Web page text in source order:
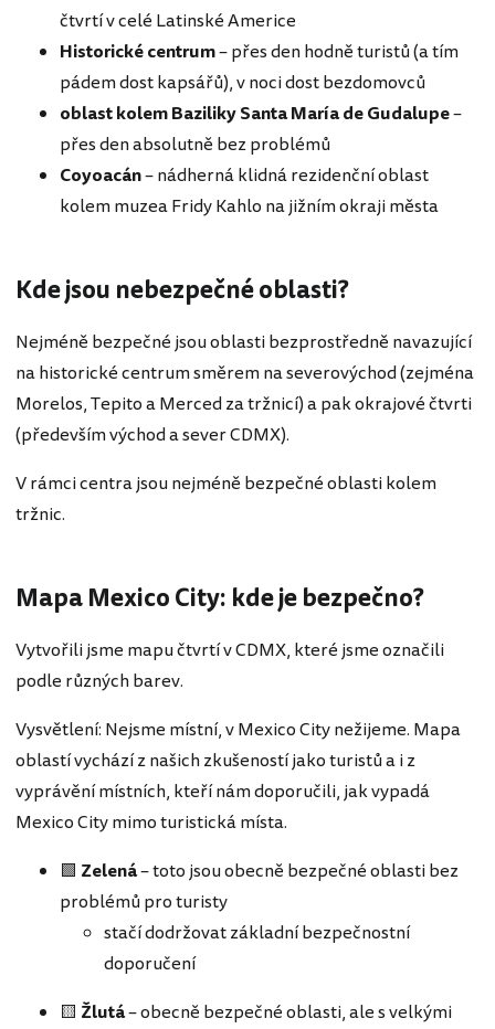
čtvrtí v celé Latinské Americe
Historické centrum– přes den hodně turistů (a tím
pádem dost kapsářů), v noci dost bezdomovců
oblast kolem Baziliky Santa María de Gudalupe–
přes den absolutně bez problémů
Coyoacán– nádherná klidná rezidenční oblast
kolem muzea Fridy Kahlo na jižním okraji města
Kde jsou nebezpečné oblasti?
Nejméně bezpečné jsou oblasti bezprostředně navazující
na historické centrum směrem na severovýchod (zejména
Morelos, Tepito a Merced za tržnicí) a pak okrajové čtvrti
(především východ a sever CDMX).
V rámci centra jsou nejméně bezpečné oblasti kolem
tržnic.
Mapa Mexico City: kde je bezpečno?
Vytvořili jsme mapu čtvrtí v CDMX, které jsme označili
podle různých barev.
Vysvětlení: Nejsme místní, v Mexico City nežijeme. Mapa
oblastí vychází z našich zkušeností jako turistů a i z
vyprávění místních, kteří nám doporučili, jak vypadá
Mexico City mimo turistická místa.
🟩 Zelená– toto jsou obecně bezpečné oblasti bez
problémů pro turisty
stačí dodržovat základní bezpečnostní
doporučení
🟨 Žlutá– obecně bezpečné oblasti, ale s velkými